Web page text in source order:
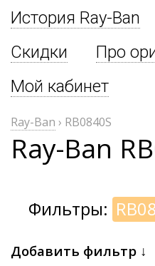
История Ray-Ban
Скидки
Про
Мой кабинет
Ray-Ban › RB0840S
Ray-Ban
Фильтры:
Добавить фильтр ↓